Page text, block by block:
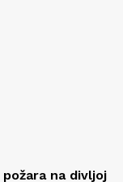
na divljoj